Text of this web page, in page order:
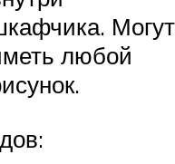
Могут
любой